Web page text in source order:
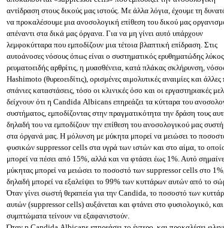
αντίδραση στους δικούς μας ιστούς. Με άλλα λόγια, έχουμε τη
να προκαλέσουμε μια ανοσολογική επίθεση του δικού μας
απέναντι στα δικά μας όργανα. Για να μη γίνει αυτό υπάρχουν
λεμφοκύτταρα που εμποδίζουν μια τέτοια βλαπτική επίδραση. Στις
αυτοάνοσες νόσους όπως είναι ο συστηματικός ερυθηματώδης
ρευματοειδής αρθρίτις, η μυασθένεια, κατά πλάκας σκλήρυνση,
Hashimoto (θυρεοειδίτις), ορισμένες αιμολυτικές αναιμίες και άλλες
σπάνιες καταστάσεις, τόσο οι κλινικές όσο και οι εργαστηριακές
δείχνουν ότι η Candida Αlbicans επηρεάζει τα κύτταρα του
συστήματος, εμποδίζοντας στην πραγματικότητα την δράση τους
δηλαδή του να εμποδίζουν την επίθεση του ανοσολογικού μας
στα όργανά μας. Η μόλυνση με μύκητα μπορεί να μειώσει το
φυσικών suppressor cells στα υγρά των ιστών και στο αίμα, το
μπορεί να πέσει από 15%, αλλά και να φτάσει έως 1%. Αυτό
μύκητας μπορεί να μειώσει το ποσοστό των suppressor cells στο
δηλαδή μπορεί να εξαλείψει το 99% των κυττάρων αυτών από το
Όταν γίνει σωστή θεραπεία για την Candida, το ποσοστό των
αυτών (suppressor cells) αυξάνεται και φτάνει στο φυσιολογικό,
συμπτώματα τείνουν να εξαφανιστούν.